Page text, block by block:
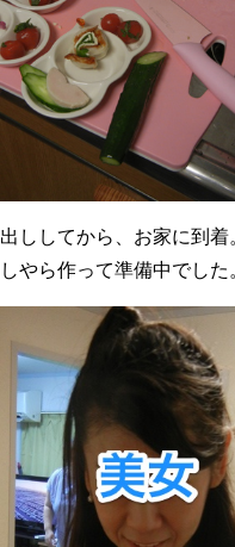
ししてから、お家に到着
やら作って準備中でした